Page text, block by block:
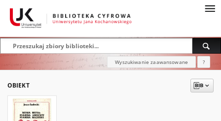
Wyszukiwanie zaawansowane ?
OBIEKT